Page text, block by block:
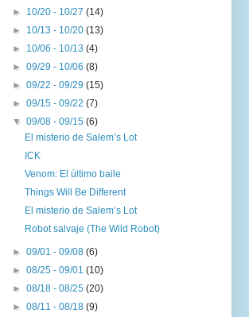
► 10/20 - 10/27(14)
► 10/13 - 10/20(13)
► 10/06 - 10/13(4)
►09/29 - 10/06(8)
►09/22 - 09/29(15)
►09/15 - 09/22(7)
▼09/08 - 09/15(6)
El misterio de Salem’s Lot
ICK
Venom: El último baile
Things Will Be Different
El misterio de Salem’s Lot
Robot salvaje (The Wild Robot)
►09/01 - 09/08(6)
►08/25 - 09/01(10)
►08/18 - 08/25(20)
►08/11 - 08/18(9)